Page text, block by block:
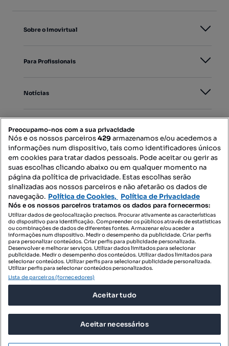
Sobre o Imovirtual
Para Profissionais
Notícias
Mapa do Site
Contacte-nos
SIGA-NOS:
DESCARREGAR NA:
© 2026 Imovirtual.com, OLX Portugal, S.A.
TERMOS DE UTILIZAÇÃO
Preocupamo-nos com a sua privacidade
Nós e os nossos parceiros429armazenamos e/ou acedemos a
informações num dispositivo, tais como identificadores únicos
em cookies para tratar dados pessoais. Pode aceitar ou gerir as
suas escolhas clicando abaixo ou em qualquer momento na
página da política de privacidade. Estas escolhas serão
sinalizadas aos nossos parceiros e não afetarão os dados de
navegação. Política de Cookies, Política de Privacidade
Nós e os nossos parceiros tratamos os dados para fornecermos:
Utilizar dados de geolocalização precisos. Procurar ativamente as características
do dispositivo para identificação. Compreender os públicos através de estatísticas
ou combinações de dados de diferentes fontes. Armazenar e/ou aceder a
informações num dispositivo. Medir o desempenho da publicidade. Criar perfis
para personalizar conteúdos. Criar perfis para publicidade personalizada.
Desenvolver e melhorar serviços. Utilizar dados limitados para selecionar
publicidade. Medir o desempenho dos conteúdos. Utilizar dados limitados para
selecionar conteúdos. Utilizar perfis para selecionar publicidade personalizada.
Utilizar perfis para selecionar conteúdos personalizados.
Lista de parceiros (fornecedores)
Aceitar tudo
Aceitar necessários